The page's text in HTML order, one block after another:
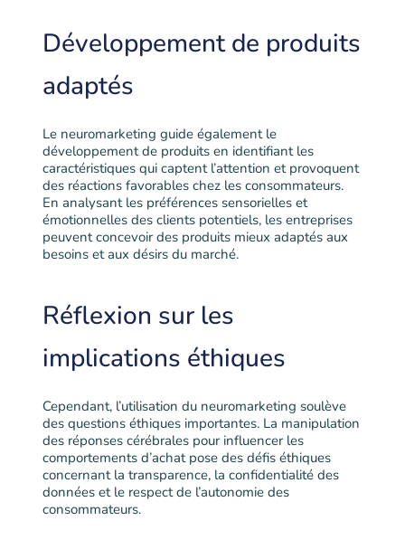
Développement de produits
adaptés
Le neuromarketing guide également le
développement de produits en identifiant les
caractéristiques qui captent l’attention et provoquent
des réactions favorables chez les consommateurs.
En analysant les préférences sensorielles et
émotionnelles des clients potentiels, les entreprises
peuvent concevoir des produits mieux adaptés aux
besoins et aux désirs du marché.
Réflexion sur les
implications éthiques
Cependant, l’utilisation du neuromarketing soulève
des questions éthiques importantes. La manipulation
des réponses cérébrales pour influencer les
comportements d’achat pose des défis éthiques
concernant la transparence, la confidentialité des
données et le respect de l’autonomie des
consommateurs.